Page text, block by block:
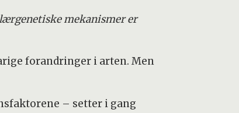
mekanismer er
forandringer i arten. Men
– setter i gang